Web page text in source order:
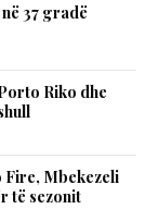
37 gradë
Riko dhe
Mbekezeli
të sezonit